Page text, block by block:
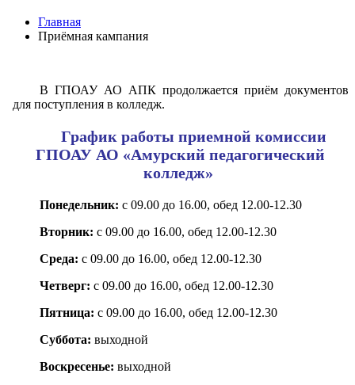
Главная
Приёмная кампания
В ГПОАУ АО АПК продолжается приём документов
для поступления в колледж.
График работы приемной комиссии
ГПОАУ АО «Амурский педагогический
колледж»
Понедельник: с 09.00 до 16.00, обед 12.00-12.30
Вторник: с 09.00 до 16.00, обед 12.00-12.30
Среда: с 09.00 до 16.00, обед 12.00-12.30
Четверг: с 09.00 до 16.00, обед 12.00-12.30
Пятница: с 09.00 до 16.00, обед 12.00-12.30
Суббота: выходной
Воскресенье: выходной